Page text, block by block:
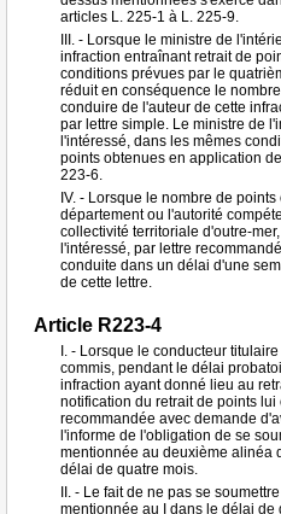
articles L. 225-1 à L. 225-9.
III. - Lorsque le ministre de
infraction entraînant retrait de
conditions prévues par le
réduit en conséquence le
conduire de l'auteur de cette
par lettre simple. Le ministre de
l'intéressé, dans les mêmes
points obtenues en application
223-6.
IV. - Lorsque le nombre de
département ou l'autorité
collectivité territoriale d'outre-
l'intéressé, par lettre
conduite dans un délai d'une
de cette lettre.
Article R223-4
I. - Lorsque le conducteur
commis, pendant le délai
infraction ayant donné lieu au
notification du retrait de points lui
recommandée avec demande
l'informe de l'obligation de se
mentionnée au deuxième alinéa
délai de quatre mois.
II. - Le fait de ne pas se
mentionnée au I dans le délai de